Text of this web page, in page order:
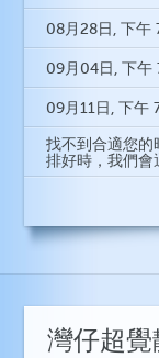
08月28日 , 下
09月04日 , 下
09月11日 , 下午
找不到合適您的
排好時，我們會
灣仔超